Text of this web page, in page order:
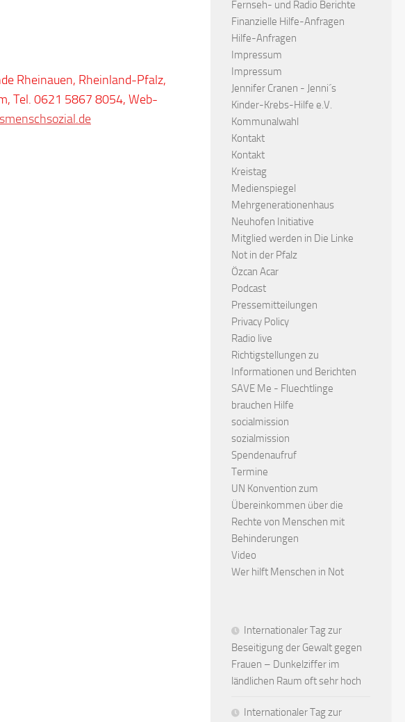
Rheinauen, Rheinland-Pfalz,
Tel. 0621 5867 8054, Web-
Fernseh- und Radio Berichte
Finanzielle Hilfe-Anfragen
Hilfe-Anfragen
Impressum
Impressum
Jennifer Cranen - Jenni´s
Kinder-Krebs-Hilfe e.V.
Kommunalwahl
Kontakt
Kontakt
Kreistag
Medienspiegel
Mehrgenerationenhaus
Neuhofen Initiative
Mitglied werden in Die Linke
Not in der Pfalz
Özcan Acar
Podcast
Pressemitteilungen
Privacy Policy
Radio live
Richtigstellungen zu
Informationen und Berichten
SAVE Me - Fluechtlinge
brauchen Hilfe
socialmission
sozialmission
Spendenaufruf
Termine
UN Konvention zum
Übereinkommen über die
Rechte von Menschen mit
Behinderungen
Video
Wer hilft Menschen in Not
Internationaler Tag zur
Beseitigung der Gewalt gegen
Frauen – Dunkelziffer im
ländlichen Raum oft sehr hoch
Internationaler Tag zur